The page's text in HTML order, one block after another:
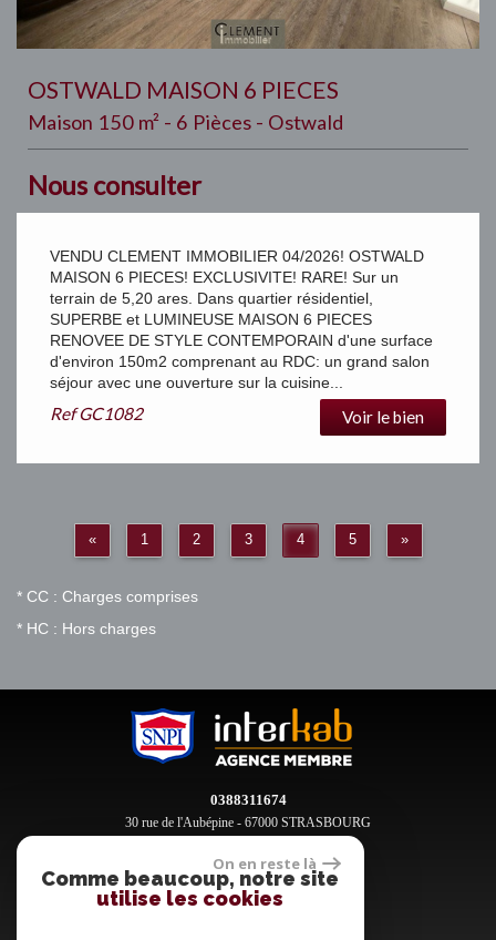
OSTWALD MAISON 6 PIECES
Maison 150 m² - 6 Pièces - Ostwald
Nous consulter
VENDU CLEMENT IMMOBILIER 04/2026! OSTWALD
MAISON 6 PIECES! EXCLUSIVITE! RARE! Sur un
terrain de 5,20 ares. Dans quartier résidentiel,
SUPERBE et LUMINEUSE MAISON 6 PIECES
RENOVEE DE STYLE CONTEMPORAIN d'une surface
d'environ 150m2 comprenant au RDC: un grand salon
séjour avec une ouverture sur la cuisine...
RefGC1082 Voir le bien
« 1 2 3 4 5 »
* CC : Charges comprises
* HC : Hors charges
0388311674
30 rue de l'Aubépine - 67000 STRASBOURG
Espace propriétaires
On en reste là
Comme beaucoup, notre site
utilise les cookies